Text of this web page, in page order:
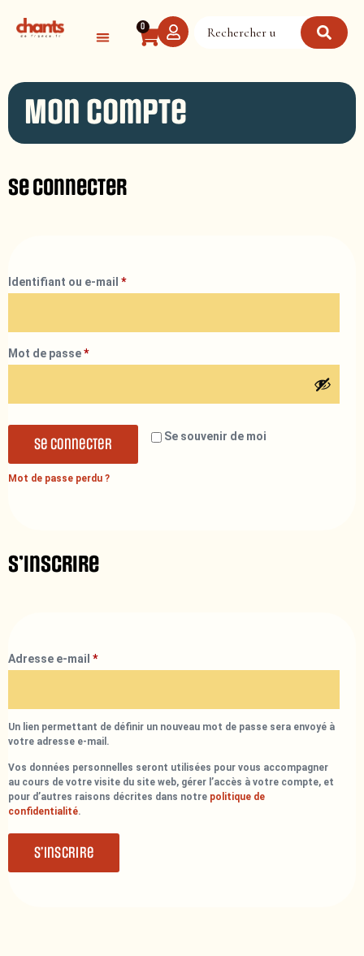
0
Mon compte
Se connecter
Identifiant ou e-mail *
Mot de passe*
Se souvenir de moi
Se connecter
Mot de passe perdu ?
S’inscrire
Adresse e-mail *
Un lien permettant de définir un nouveau mot de passe sera envoyé à
votre adresse e-mail.
Vos données personnelles seront utilisées pour vous accompagner
au cours de votre visite du site web, gérer l’accès à votre compte, et
pour d’autres raisons décrites dans notre politique de
confidentialité.
S’inscrire